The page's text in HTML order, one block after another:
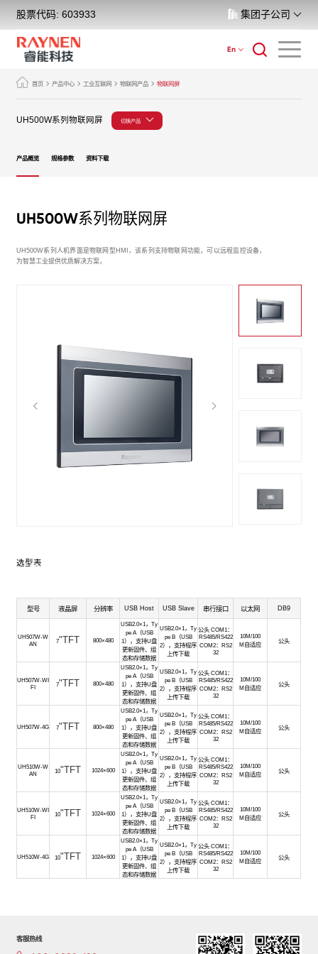
股票代码: 603933 集团子公司
En
首页 产品中心 工业互联网 物联网产品 物联网屏
UH500W系列物联网屏 切换产品
产品概览 规格参数 资料下载
UH500W系列物联网屏
UH500W系列人机界面是物联网型HMI，该系列支持物联网功能，可以远程监控设备，
为智慧工业提供优质解决方案，
支持远程上下载设备程序，无需亲自到场调试；故障信息多平台及时
选型表
型号 液晶屏 分辨率 USB Host USB Slave 串行接口 以太网 DB9
UH507W-W
AN
7"TFT 800×480
USB2.0×1，Ty
pe A（USB
1），支持U盘
更新固件、组
态和存储数据
USB2.0×1，Ty
pe B（USB
2），支持程序
上传下载
公头 COM1：
RS485/RS422
COM2：RS2
32
10M/100
M自适应
公头
UH507W-WI
FI
7"TFT 800×480
USB2.0×1，Ty
pe A（USB
1），支持U盘
更新固件、组
态和存储数据
USB2.0×1，Ty
pe B（USB
2），支持程序
上传下载
公头 COM1：
RS485/RS422
COM2：RS2
32
10M/100
M自适应
公头
UH507W-4G 7"TFT 800×480
USB2.0×1，Ty
pe A（USB
1），支持U盘
更新固件、组
态和存储数据
USB2.0×1，Ty
pe B（USB
2），支持程序
上传下载
公头 COM1：
RS485/RS422
COM2：RS2
32
10M/100
M自适应
公头
UH510W-W
AN
10"TFT 1024×600
USB2.0×1，Ty
pe A（USB
1），支持U盘
更新固件、组
态和存储数据
USB2.0×1，Ty
pe B（USB
2），支持程序
上传下载
公头 COM1：
RS485/RS422
COM2：RS2
32
10M/100
M自适应
公头
UH510W-WI
FI
10"TFT 1024×600
USB2.0×1，Ty
pe A（USB
1），支持U盘
更新固件、组
态和存储数据
USB2.0×1，Ty
pe B（USB
2），支持程序
上传下载
公头 COM1：
RS485/RS422
COM2：RS2
32
10M/100
M自适应
公头
UH510W-4G 10"TFT 1024×600
USB2.0×1，Ty
pe A（USB
1），支持U盘
更新固件、组
态和存储数据
USB2.0×1，Ty
pe B（USB
2），支持程序
上传下载
公头 COM1：
RS485/RS422
COM2：RS2
32
10M/100
M自适应
公头
客服热线